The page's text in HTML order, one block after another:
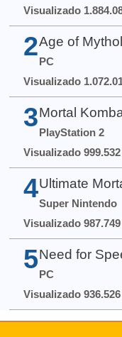
Visualizado
2 Age of
PC
Visualizado
3 Mortal
PlayStation 2
Visualizado
4 Ultimate
Super Nintendo
Visualizado
5 Need for
PC
Visualizado